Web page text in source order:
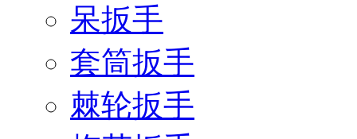
呆扳手
套筒扳手
棘轮扳手